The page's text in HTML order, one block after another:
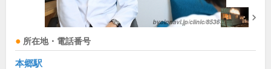
所在地・電話番号
本郷駅